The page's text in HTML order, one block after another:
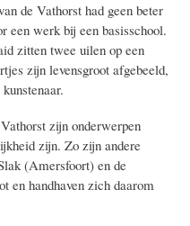
de Vathorst had geen beter
een werk bij een basisschool.
zitten twee uilen op een
zijn levensgroot afgebeeld,
zijn onderwerpen
zijn. Zo zijn andere
(Amersfoort) en de
en handhaven zich daarom